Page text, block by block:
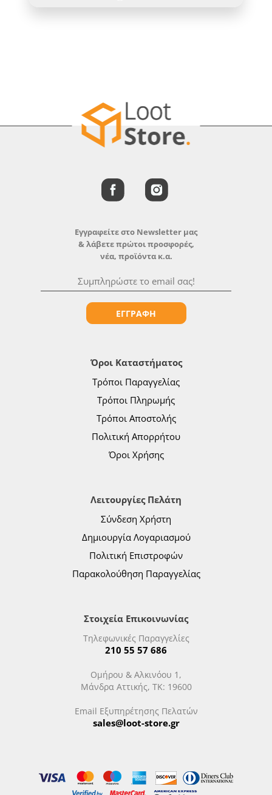
Όροι Καταστήματος
Τρόποι Παραγγελίας
Τρόποι Πληρωμής
Τρόποι Αποστολής
Πολιτική Απορρήτου
Όροι Χρήσης
Λειτουργίες Πελάτη
Σύνδεση Χρήστη
Δημιουργία Λογαριασμού
Πολιτική Επιστροφών
Παρακολούθηση Παραγγελίας
Στοιχεία Επικοινωνίας
Τηλεφωνικές Παραγγελίες
210 55 57 686
Ομήρου & Αλκινόου 1,
Μάνδρα Αττικής, ΤΚ: 19600
Email Εξυπηρέτησης Πελατών
sales@loot-store.gr
Εγγραφείτε στο Newsletter μας
& λάβετε πρώτοι προσφορές,
νέα, προϊόντα κ.α.
ΕΓΓΡΑΦΗ